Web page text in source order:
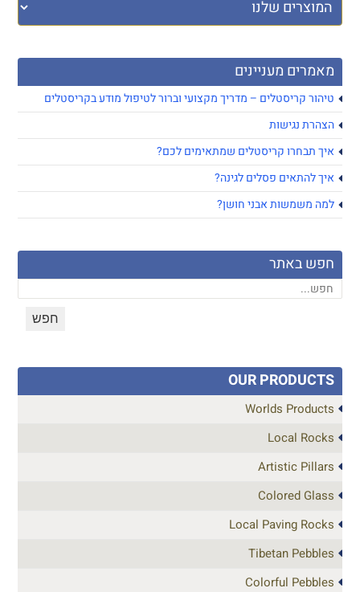
מאמרים מעניינים
טיהור קריסטלים – מדריך מקצועי וברור לטיפול מודע בקריסטלים
הצהרת נגישות
איך תבחרו קריסטלים שמתאימים לכם?
איך להתאים פסלים לגינה?
למה משמשות אבני חושן?
חפש באתר
OUR PRODUCTS
Worlds Products
Local Rocks
Artistic Pillars
Colored Glass
Local Paving Rocks
Tibetan Pebbles
Colorful Pebbles